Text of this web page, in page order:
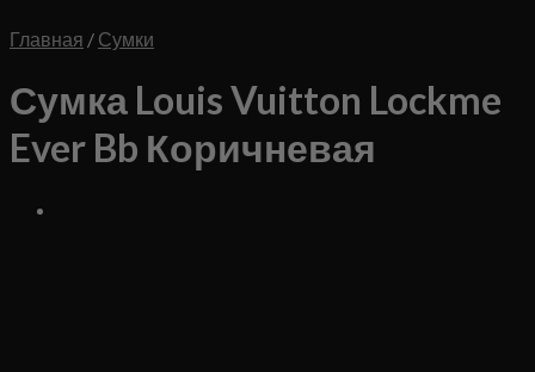
Главная / Сумки
Сумка Louis Vuitton Lockme
Ever Bb Коричневая